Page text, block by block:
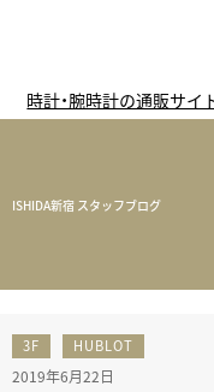
時計・腕時計の通販サイ
ISHIDA新宿 スタッフブログ
3F HUBLOT
2019年6月22日